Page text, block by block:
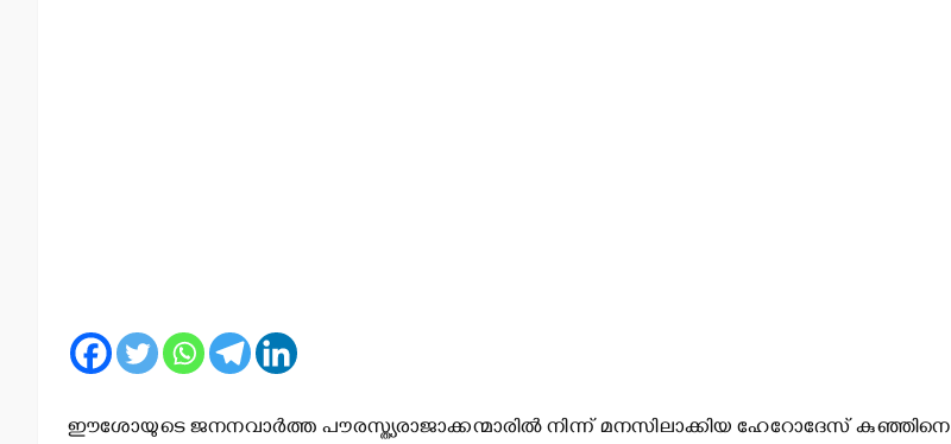
ഈശോയുടെ ജനനവാര്‍ത്ത പൗരസ്ത്യരാജാക്കന്മാരില്‍ നിന്ന് മനസിലാക്കിയ ഹേറോദേസ് കുഞ്ഞിനെ